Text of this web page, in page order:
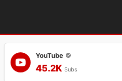
YouTube
45.2K Subs